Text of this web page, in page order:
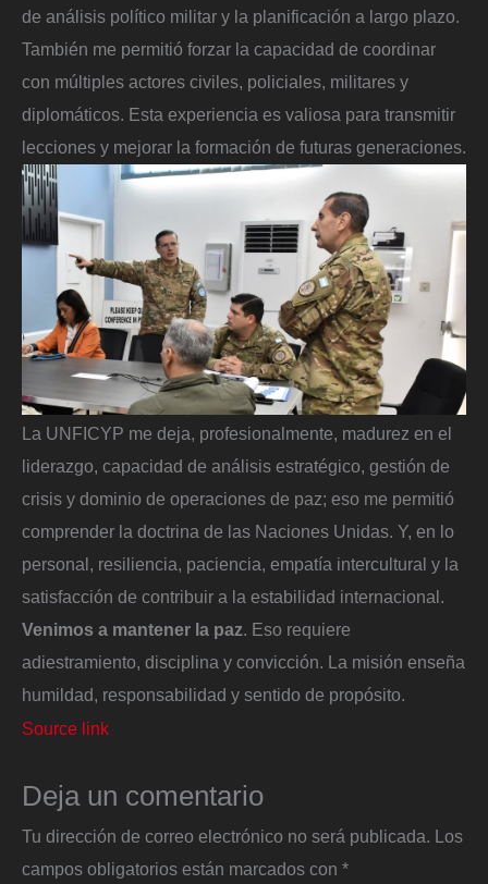
de análisis político militar y la planificación a largo plazo.
También me permitió forzar la capacidad de coordinar
con múltiples actores civiles, policiales, militares y
diplomáticos. Esta experiencia es valiosa para transmitir
lecciones y mejorar la formación de futuras generaciones.
La UNFICYP me deja, profesionalmente, madurez en el
liderazgo, capacidad de análisis estratégico, gestión de
crisis y dominio de operaciones de paz; eso me permitió
comprender la doctrina de las Naciones Unidas. Y, en lo
personal, resiliencia, paciencia, empatía intercultural y la
satisfacción de contribuir a la estabilidad internacional.
Venimos a mantener la paz . Eso requiere
adiestramiento, disciplina y convicción. La misión enseña
humildad, responsabilidad y sentido de propósito.
Source link
Deja un comentario
Tu dirección de correo electrónico no será publicada. Los
campos obligatorios están marcados con *